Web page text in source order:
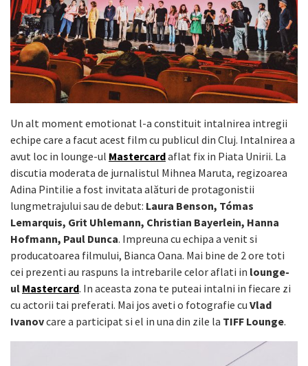
Un alt moment emotionat l-a constituit intalnirea intregii
echipe care a facut acest film cu publicul din Cluj. Intalnirea a
avut loc in lounge-ul Mastercardaflat fix in Piata Unirii. La
discutia moderata de jurnalistul Mihnea Maruta, regizoarea
Adina Pintilie a fost invitata alături de protagonistii
lungmetrajului sau de debut: Laura Benson, Tómas
Lemarquis, Grit Uhlemann, Christian Bayerlein, Hanna
Hofmann, Paul Dunca. Impreuna cu echipa a venit si
producatoarea filmului, Bianca Oana. Mai bine de 2 ore toti
cei prezenti au raspuns la intrebarile celor aflati in lounge-
ul Mastercard. In aceasta zona te puteai intalni in fiecare zi
cu actorii tai preferati. Mai jos aveti o fotografie cu Vlad
Ivanovcare a participat si el in una din zile la TIFF Lounge.